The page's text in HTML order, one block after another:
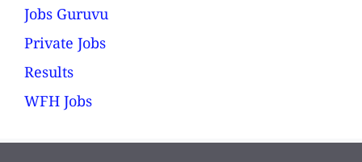
Jobs Guruvu
Private Jobs
Results
WFH Jobs